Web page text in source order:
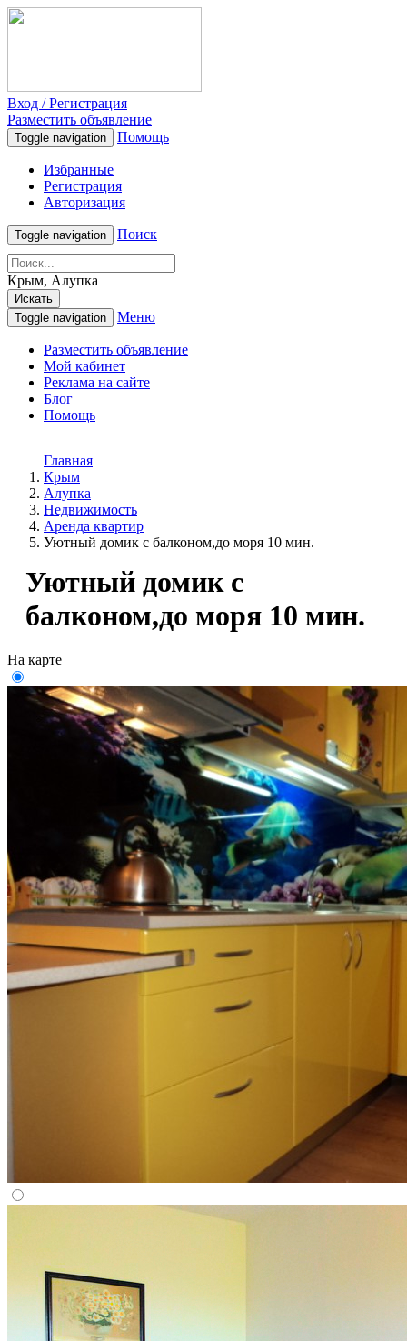
Вход / Регистрация
Разместить объявление
Toggle navigation Помощь
Избранные
Регистрация
Авторизация
Toggle navigation Поиск
Крым, Алупка
Искать
Toggle navigation
Меню
Разместить объявление
Мой кабинет
Реклама на сайте
Блог
Помощь
Главная
Крым
Алупка
Недвижимость
Аренда квартир
Уютный домик с балконом,до моря 10 мин.
Уютный домик с
балконом,до моря 10 мин.
На карте